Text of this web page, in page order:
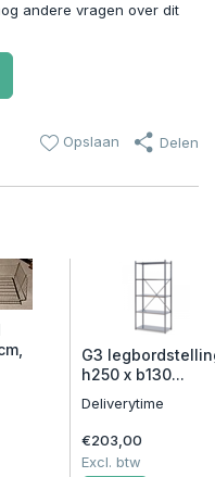
andere vragen over dit
Opslaan Delen
G3
h250 x b130...
Deliverytime
€203,00
Excl. btw